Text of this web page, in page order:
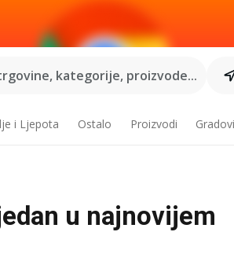
kategorije, proizvode...
i Ljepota Ostalo Proizvodi Gradovi
u najnovijem